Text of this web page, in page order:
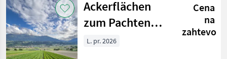
Ackerflächen
zum Pachten
gesucht in Tirol
Cena
na
zahtevo
L. pr. 2026